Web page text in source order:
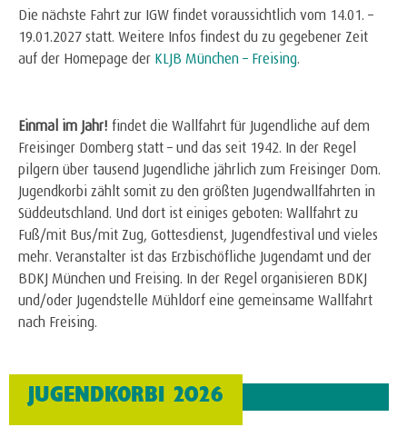
Die nächste Fahrt zur IGW findet voraussichtlich vom 14.01. –
19.01.2027 statt. Weitere Infos findest du zu gegebener Zeit
auf der Homepage der KLJB München – Freising.
Einmal im Jahr! findet die Wallfahrt für Jugendliche auf dem
Freisinger Domberg statt – und das seit 1942. In der Regel
pilgern über tausend Jugendliche jährlich zum Freisinger Dom.
Jugendkorbi zählt somit zu den größten Jugendwallfahrten in
Süddeutschland. Und dort ist einiges geboten: Wallfahrt zu
Fuß/mit Bus/mit Zug, Gottesdienst, Jugendfestival und vieles
mehr. Veranstalter ist das Erzbischöfliche Jugendamt und der
BDKJ München und Freising. In der Regel organisieren BDKJ
und/oder Jugendstelle Mühldorf eine gemeinsame Wallfahrt
nach Freising.
JUGENDKORBI 2026